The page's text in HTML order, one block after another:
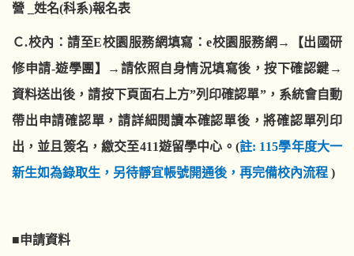
營
姓名(科系)報名表
Ｃ.校內 ：請至E校園服務網填寫：e校園服務網→【出國研
修申請-遊學團】→請依照自身情況填寫後，按下確認鍵→
資料送出後，請按下頁面右上方”列印確認單”，系統會自動
帶出申請確認單，請詳細閱讀本確認單後，將確認單列印
出，並且簽名，繳交至411遊留學中心。 (註: 115學年度大一
新生如為錄取生 ， 另待靜宜帳號開通後 ， 再完備校內流程 )
■申請資料